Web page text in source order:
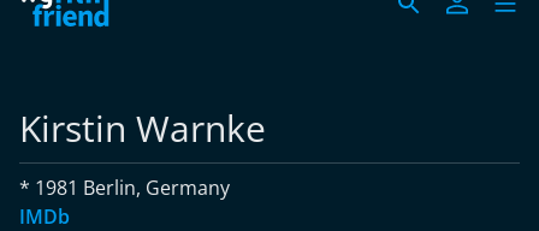
Kirstin Warnke
* 1981 Berlin, Germany
IMDb